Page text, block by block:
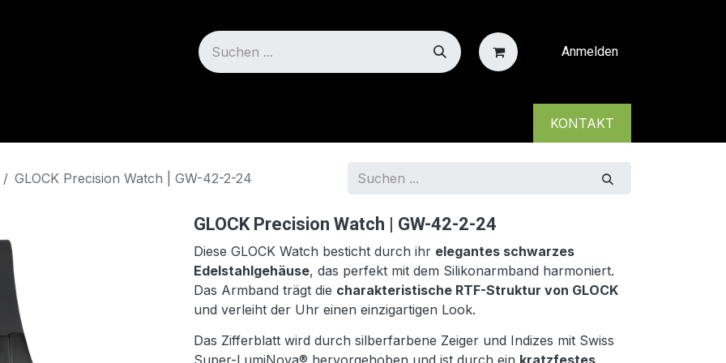
Anmelden
KONTAKT
GLOCK Precision Watch | GW-42-2-24
GLOCK Precision Watch | GW-42-2-24
Diese GLOCK Watch besticht durch ihr elegantes schwarzes
Edelstahlgehäuse, das perfekt mit dem Silikonarmband harmoniert.
Das Armband trägt die charakteristische RTF-Struktur von GLOCK
und verleiht der Uhr einen einzigartigen Look.
Das Zifferblatt wird durch silberfarbene Zeiger und Indizes mit Swiss